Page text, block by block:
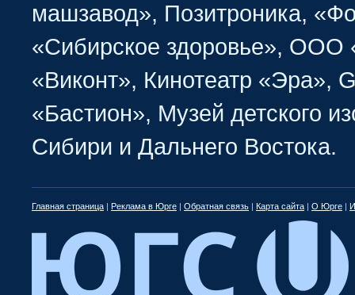
машзавод», Позитроника,
«Сибирское здоровье»,
«Виконт», Кинотеатр «Эра»,
«Бастион», Музей детского
Сибири и Дальнего Востока.
Главная страница | Реклама в Юрге | Обратная связь | Карта сайта | О Юрге |